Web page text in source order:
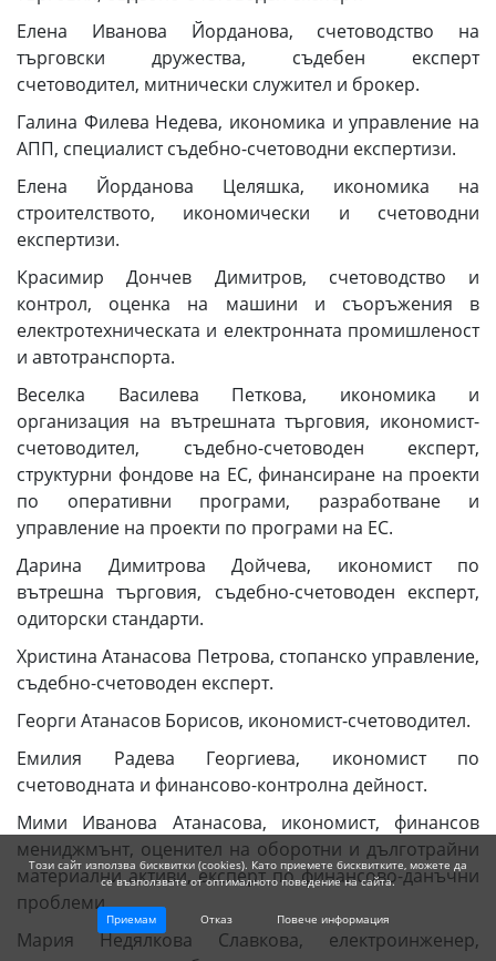
Елена Иванова Йорданова, счетоводство на
търговски дружества, съдебен експерт
счетоводител, митнически служител и брокер.
Галина Филева Недева, икономика и управление на
АПП, специалист съдебно-счетоводни експертизи.
Елена Йорданова Целяшка, икономика на
строителството, икономически и счетоводни
експертизи.
Красимир Дончев Димитров, счетоводство и
контрол, оценка на машини и съоръжения в
електротехническата и електронната промишленост
и автотранспорта.
Веселка Василева Петкова, икономика и
организация на вътрешната търговия, икономист-
счетоводител, съдебно-счетоводен експерт,
структурни фондове на ЕС, финансиране на проекти
по оперативни програми, разработване и
управление на проекти по програми на ЕС.
Дарина Димитрова Дойчева, икономист по
вътрешна търговия, съдебно-счетоводен експерт,
одиторски стандарти.
Христина Атанасова Петрова, стопанско управление,
съдебно-счетоводен експерт.
Георги Атанасов Борисов, икономист-счетоводител.
Емилия Радева Георгиева, икономист по
счетоводната и финансово-контролна дейност.
Мими Иванова Атанасова, икономист, финансов
мениджмънт, оценител на оборотни и дълготрайни
материални активи, експерт по финансово-данъчни
проблеми.
Мария Недялкова Славкова, електроинженер,
Този сайт използва бисквитки (cookies). Като приемете бисквитките, можете да
се възползвате от оптималното поведение на сайта.
Приемам Отказ Повече информация